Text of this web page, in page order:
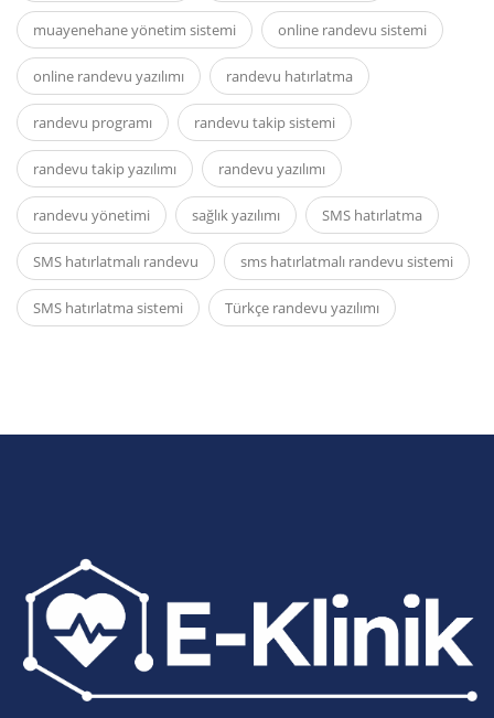
muayenehane yönetim sistemi online randevu sistemi
online randevu yazılımı randevu hatırlatma
randevu programı randevu takip sistemi
randevu takip yazılımı randevu yazılımı
randevu yönetimi sağlık yazılımı SMS hatırlatma
SMS hatırlatmalı randevu sms hatırlatmalı randevu sistemi
SMS hatırlatma sistemi Türkçe randevu yazılımı